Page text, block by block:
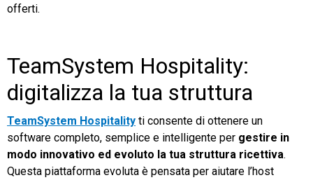
offerti.
TeamSystem Hospitality:
digitalizza la tua struttura
TeamSystem Hospitality ti consente di ottenere un
software completo, semplice e intelligente per gestire in
modo innovativo ed evoluto la tua struttura ricettiva.
Questa piattaforma evoluta è pensata per aiutare l’host